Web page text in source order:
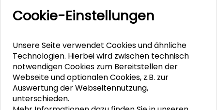
25. Runder Tisch Wissenschaftsstadt Darmstadt
PERSONEN IM KONTEXT
Gesine Born
Nouki
Cookie-Einstellungen
Unsere Seite verwendet Cookies und ähnliche
Technologien. Hierbei wird zwischen technisch
notwendigen Cookies zum Bereitstellen der
Webseite und optionalen Cookies, z.B. zur
Auswertung der Webseitennutzung,
unterschieden.